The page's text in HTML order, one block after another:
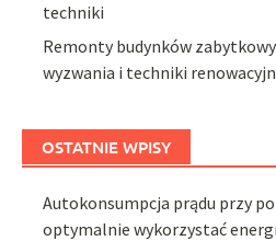
techniki
Remonty budynków
wyzwania i techniki
OSTATNIE WPISY
Autokonsumpcja prądu przy
optymalnie wykorzystać